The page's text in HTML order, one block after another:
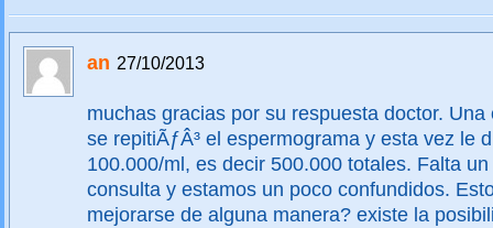
an 27/10/2013
muchas gracias por su respuesta doctor. Una
se repitiÃƒÂ³ el espermograma y esta vez le
100.000/ml, es decir 500.000 totales. Falta
consulta y estamos un poco confundidos.
mejorarse de alguna manera? existe la